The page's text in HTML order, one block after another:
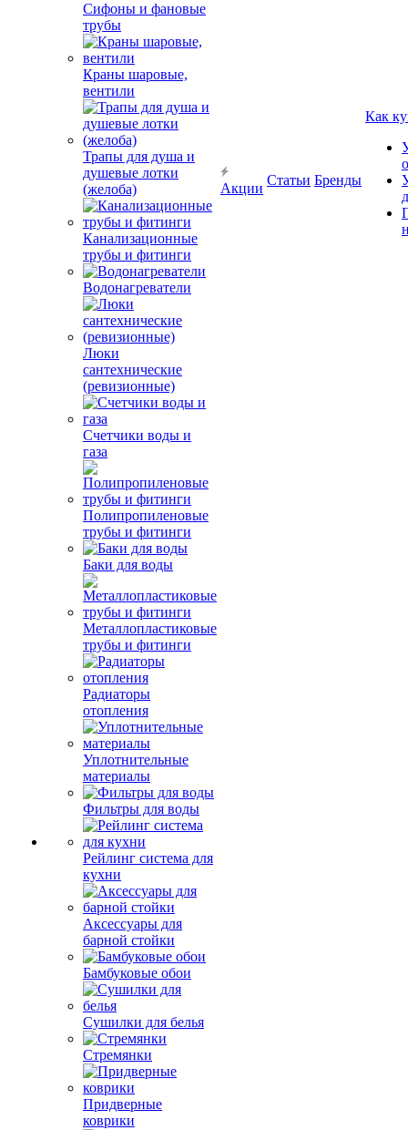
Сифоны и фановые
трубы
Краны шаровые,
вентили
Трапы для душа и
душевые лотки
(желоба)
Канализационные
трубы и фитинги
Водонагреватели
Люки
сантехнические
(ревизионные)
Счетчики воды и
газа
Полипропиленовые
трубы и фитинги
Баки для воды
Металлопластиковые
трубы и фитинги
Радиаторы
отопления
Уплотнительные
материалы
Фильтры для воды
Рейлинг система для
кухни
Аксессуары для
барной стойки
Бамбуковые обои
Сушилки для белья
Стремянки
Придверные
коврики
Акции
Статьи Бренды
Как